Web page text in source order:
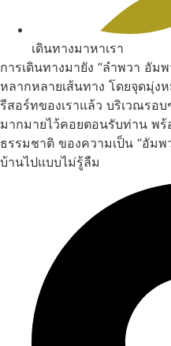
เดินทางมาหาเรา
การเดินทางมายัง “ลำพวา อัม
หลากหลายเส้นทาง โดยจุดมุ่ง
รีสอร์ทของเราแล้ว บริเวณรอ
มากมายไว้คอยตอนรับท่าน พ
ธรรมชาติ ของความเป็น “อัม
บ้านไปแบบไม่รู้ลืม